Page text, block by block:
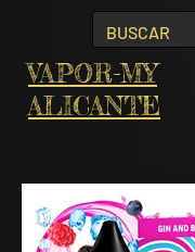
VAPOR-MY
ALICANTE